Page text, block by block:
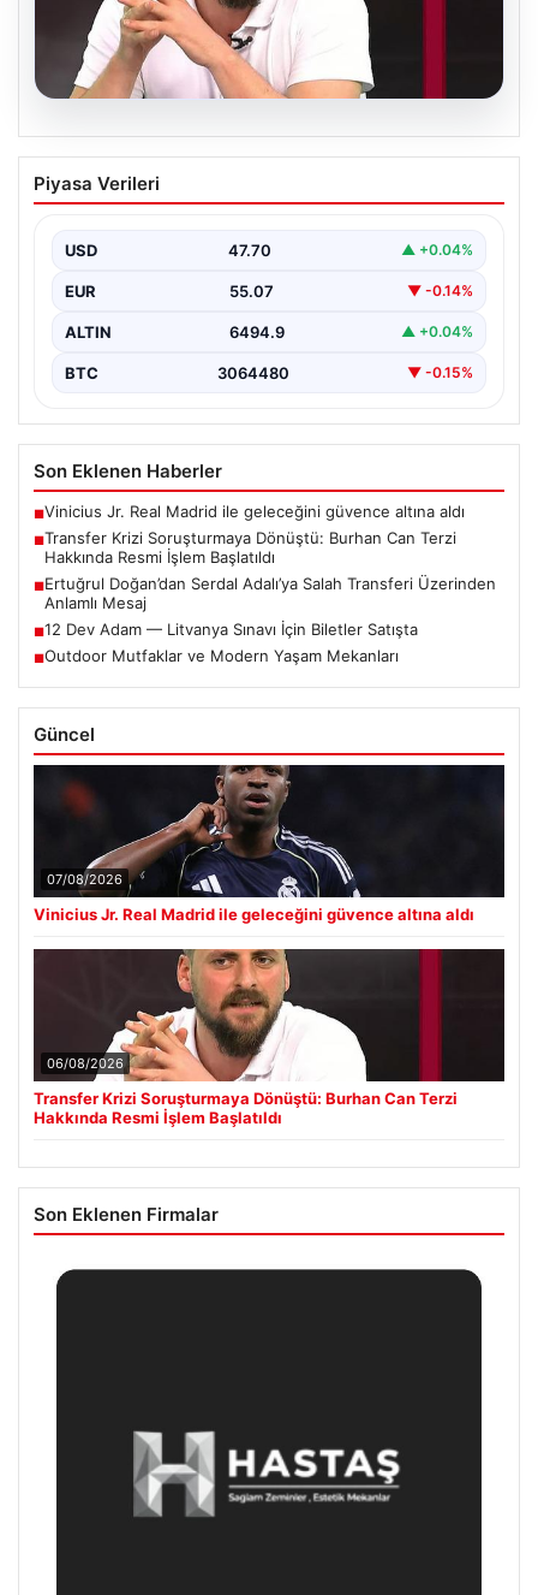
Transfer Krizi Soruşturmaya Dönüştü:
Burhan Can Terzi Hakkında Resmi İşlem
Galatasaray Spor Kulübü, gerçekleştirilen transfer
iddialar nedeniyle…
Piyasa Verileri
USD 47.70 ▲ +0.04%
EUR 55.07 ▼ -0.14%
ALTIN 6494.9 ▲ +0.04%
BTC 3064480 ▼ -0.15%
Son Eklenen Haberler
■Vinicius Jr. Real Madrid ile geleceğini güvence altına aldı
■Transfer Krizi Soruşturmaya Dönüştü: Burhan Can Terzi
Hakkında Resmi İşlem Başlatıldı
■Ertuğrul Doğan’dan Serdal Adalı’ya Salah Transferi Üzerinden
Anlamlı Mesaj
■12 Dev Adam — Litvanya Sınavı İçin Biletler Satışta
■Outdoor Mutfaklar ve Modern Yaşam Mekanları
Güncel
07/08/2026
Vinicius Jr. Real Madrid ile geleceğini güvence altına aldı
06/08/2026
Transfer Krizi Soruşturmaya Dönüştü: Burhan Can Terzi
Hakkında Resmi İşlem Başlatıldı
Son Eklenen Firmalar